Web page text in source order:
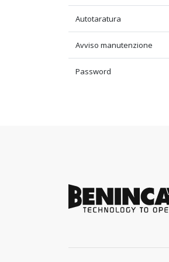
Autotaratura
Avviso manutenzione
Password